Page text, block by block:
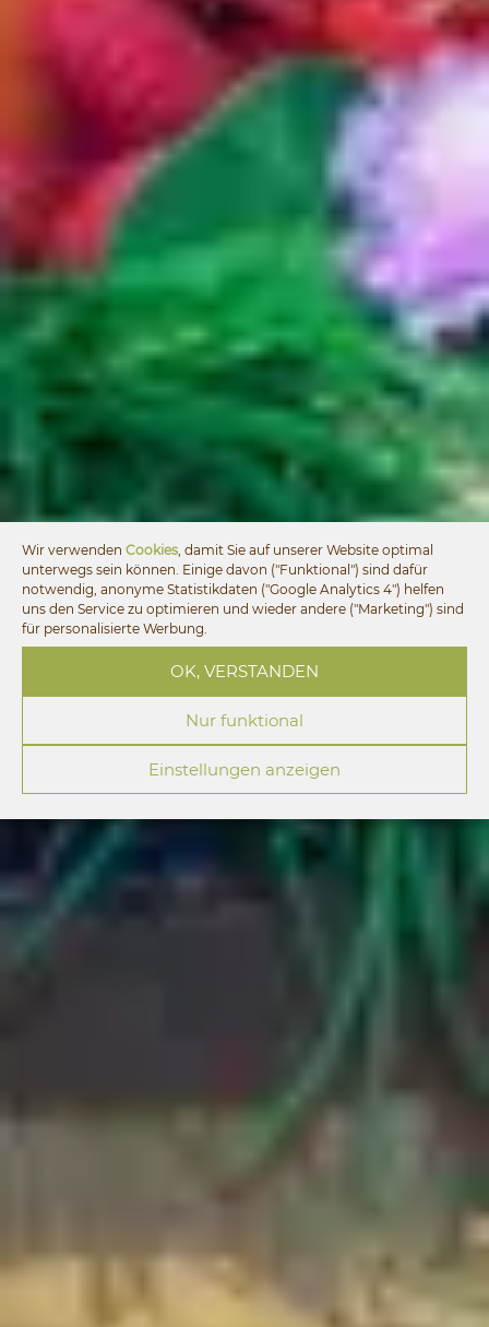
Wir verwenden Cookies, damit Sie auf unserer Website optimal
unterwegs sein können. Einige davon ("Funktional") sind dafür
notwendig, anonyme Statistikdaten ("Google Analytics 4") helfen
uns den Service zu optimieren und wieder andere ("Marketing") sind
für personalisierte Werbung.
OK, VERSTANDEN
Nur funktional
Einstellungen anzeigen